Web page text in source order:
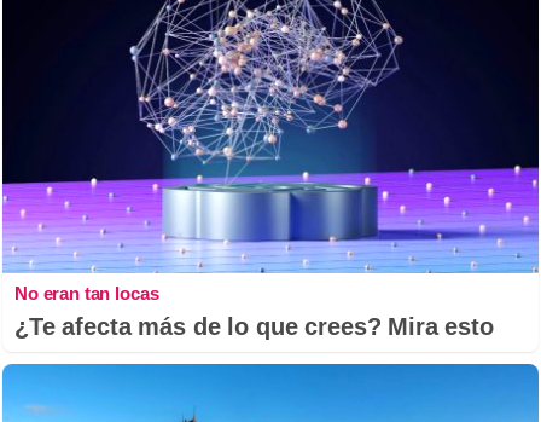
No eran tan locas
¿Te afecta más de lo que crees? Mira esto